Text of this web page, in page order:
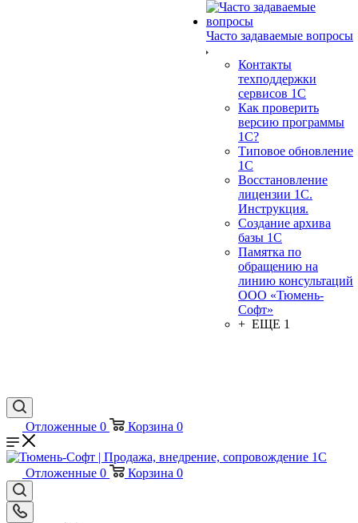
Часто задаваемые вопросы
Контакты
техподдержки
сервисов 1С
Как проверить
версию программы
1С?
Типовое обновление
1С
Восстановление
лицензии 1С.
Инструкция.
Создание архива
базы 1С
Памятка по
обращению на
линию консультаций
ООО «Тюмень-
Софт»
+ ЕЩЕ 1
Отложенные 0 Корзина 0
Отложенные 0 Корзина 0